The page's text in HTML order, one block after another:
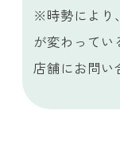
※時勢により
が変わってい
店舗にお問い